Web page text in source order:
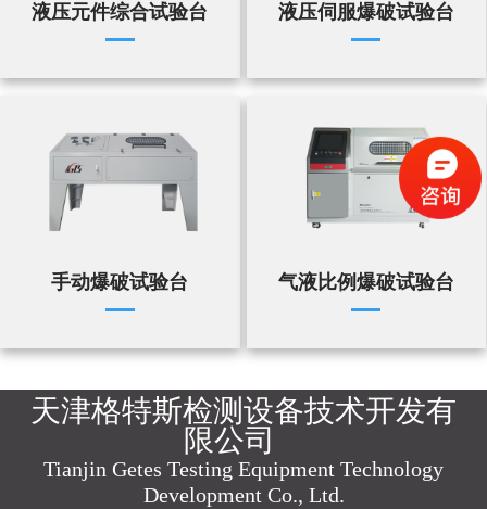
液压元件综合试验台 液压伺服爆破试验台
手动爆破试验台 气液比例爆破试验台
天津格特斯检测设备技术开发有
限公司
Tianjin Getes Testing Equipment Technology
Development Co., Ltd.